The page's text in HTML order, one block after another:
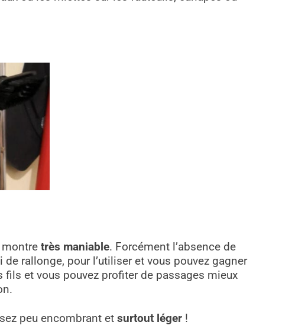
montre très maniable. Forcément l’absence de
rallonge, pour l’utiliser et vous pouvez gagner
et vous pouvez profiter de passages mieux
peu encombrant et surtout léger !